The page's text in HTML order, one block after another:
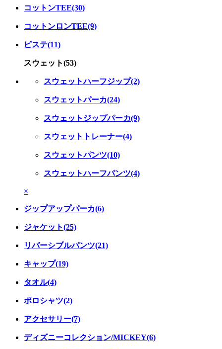
コットンTEE(30)
コットンロンTEE(9)
ピステ(11)
スウェット(53)
スウェットハーフジップ(2)
スウェットパーカ(24)
スウェットジップパーカ(9)
スウェットトレーナー(4)
スウェットパンツ(10)
スウェットハーフパンツ(4)
×
ジップアップパーカ(6)
ジャケット(25)
リバーシブルパンツ(21)
キャップ(19)
タオル(4)
ポロシャツ(2)
アクセサリー(7)
ディズニーコレクション/MICKEY(6)